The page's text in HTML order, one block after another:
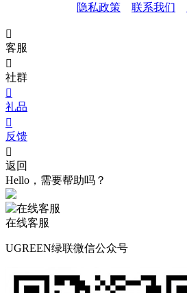
隐私政策
联系我们

客服

社群

礼品

反馈

返回
Hello，需要帮助吗？
在线客服
UGREEN绿联微信公众号